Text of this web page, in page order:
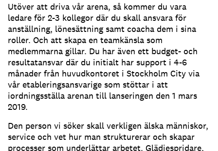
Utöver att driva vår arena, så kommer du vara
ledare för 2-3 kollegor där du skall ansvara för
anställning, lönesättning samt coacha dem i sina
roller. Och att skapa en teamkänsla som
medlemmarna gillar. Du har även ett budget- och
resultatansvar där du initialt har support i 4-6
månader från huvudkontoret i Stockholm City via
vår etableringsansvarige som stöttar i att
iordningsställa arenan till lanseringen den 1 mars
2019.
Den person vi söker skall verkligen älska människor,
service och vet hur man strukturerar och skapar
processer som underlättar arbetet. Glädjespridare,